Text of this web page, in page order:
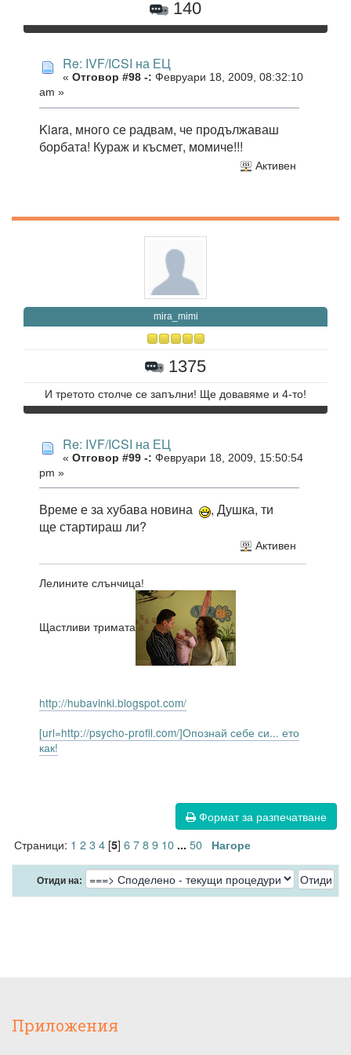
140
Re: IVF/ICSI на ЕЦ
« Отговор #98 -: Февруари 18, 2009, 08:32:10
am »
Kiara, много се радвам, че продължаваш
борбата! Кураж и късмет, момиче!!!
Активен
mira_mimi
1375
И третото столче се запълни! Ще довавяме и 4-то!
Re: IVF/ICSI на ЕЦ
« Отговор #99 -: Февруари 18, 2009, 15:50:54
pm »
Време е за хубава новина
, Душка, ти
ще стартираш ли?
Активен
Лелините слънчица!
Щастливи тримата
http://hubavinki.blogspot.com/
[url=http://psycho-profil.com/]Опознай себе си... ето
как!
Формат за разпечатване
Страници: 1 234[5] 6789 10 ... 50 Нагоре
Отиди на:
Приложения